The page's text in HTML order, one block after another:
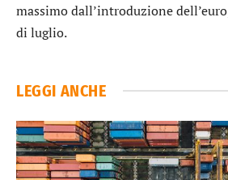
massimo dall’introduzione
di luglio.
LEGGI ANCHE